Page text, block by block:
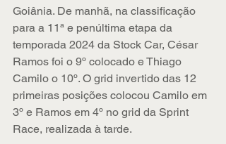
Goiânia. De manhã, na classificação
para a 11ª e penúltima etapa da
temporada 2024 da Stock Car, César
Ramos foi o 9º colocado e Thiago
Camilo o 10º. O grid invertido das 12
primeiras posições colocou Camilo em
3º e Ramos em 4º no grid da Sprint
Race, realizada à tarde.